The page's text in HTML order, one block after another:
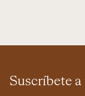
Suscríbete